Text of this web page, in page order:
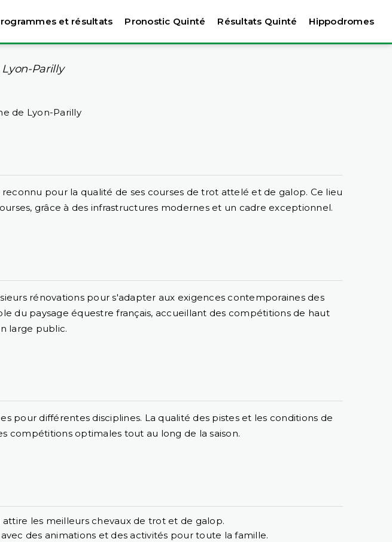
et résultats Pronostic Quinté Résultats Quinté Hippodromes
Parilly
pour la qualité de ses courses de trot attelé et de galop. Ce lieu
grâce à des infrastructures modernes et un cadre exceptionnel.
rénovations pour s'adapter aux exigences contemporaines des
du paysage équestre français, accueillant des compétitions de haut
large public.
pour différentes disciplines. La qualité des pistes et les conditions de
compétitions optimales tout au long de la saison.
les meilleurs chevaux de trot et de galop.
des animations et des activités pour toute la famille.